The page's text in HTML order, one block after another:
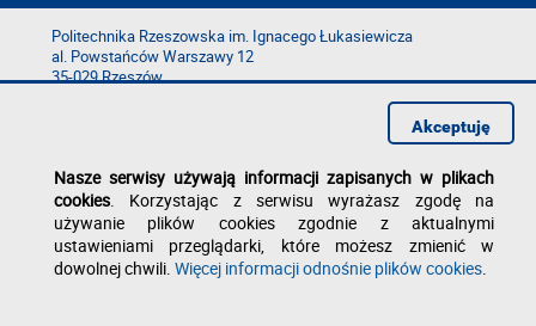
Politechnika Rzeszowska im. Ignacego Łukasiewicza
al. Powstańców Warszawy 12
35-029 Rzeszów
Deklaracja dostępności
Polityka prywatności
Zgłoś błąd na stronie
Nasze serwisy używają informacji zapisanych w plikach
cookies. Korzystając z serwisu wyrażasz zgodę na
używanie plików cookies zgodnie z aktualnymi
ustawieniami przeglądarki, które możesz zmienić w
dowolnej chwili. Więcej informacji odnośnie plików cookies.
Akceptuję